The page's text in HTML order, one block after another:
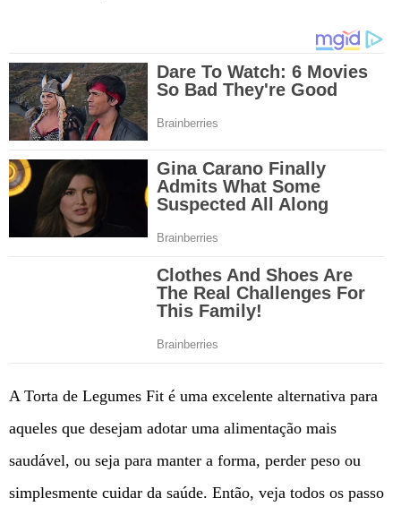
A Torta de Legumes Fit é uma excelente alternativa para
aqueles que desejam adotar uma alimentação mais
saudável, ou seja para manter a forma, perder peso ou
simplesmente cuidar da saúde. Então, veja todos os passo